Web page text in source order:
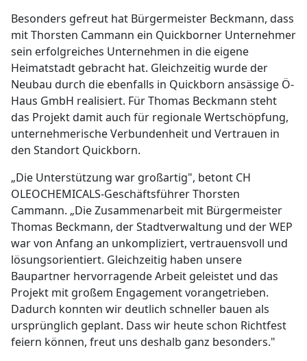
Besonders gefreut hat Bürgermeister Beckmann, dass
mit Thorsten Cammann ein Quickborner Unternehmer
sein erfolgreiches Unternehmen in die eigene
Heimatstadt gebracht hat. Gleichzeitig wurde der
Neubau durch die ebenfalls in Quickborn ansässige Ö-
Haus GmbH realisiert. Für Thomas Beckmann steht
das Projekt damit auch für regionale Wertschöpfung,
unternehmerische Verbundenheit und Vertrauen in
den Standort Quickborn.
„Die Unterstützung war großartig", betont CH
OLEOCHEMICALS-Geschäftsführer Thorsten
Cammann. „Die Zusammenarbeit mit Bürgermeister
Thomas Beckmann, der Stadtverwaltung und der WEP
war von Anfang an unkompliziert, vertrauensvoll und
lösungsorientiert. Gleichzeitig haben unsere
Baupartner hervorragende Arbeit geleistet und das
Projekt mit großem Engagement vorangetrieben.
Dadurch konnten wir deutlich schneller bauen als
ursprünglich geplant. Dass wir heute schon Richtfest
feiern können, freut uns deshalb ganz besonders."